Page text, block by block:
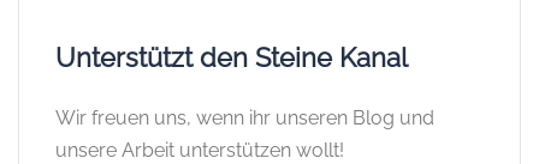
Unterstützt den Steine Kanal
Wir freuen uns, wenn ihr unseren Blog und
unsere Arbeit unterstützen wollt!